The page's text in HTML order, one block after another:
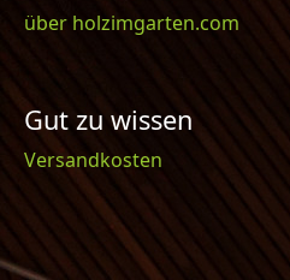
über holzimgarten.com
Gut zu wissen
Versandkosten